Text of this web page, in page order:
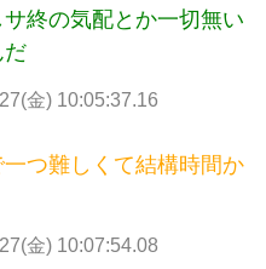
終の気配とか一切無い
だ
金) 10:05:37.16
つ難しくて結構時間か
金) 10:07:54.08